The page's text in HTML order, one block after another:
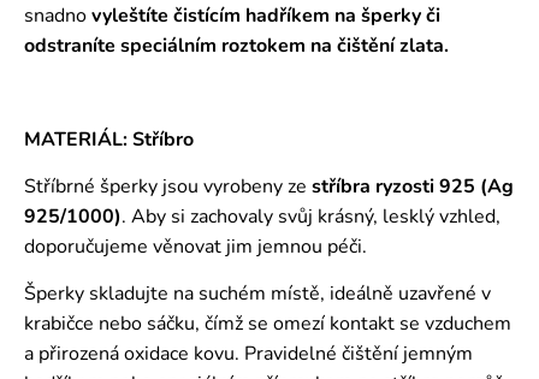
snadnovyleštíte čistícím hadříkem na šperky či
odstraníte speciálním roztokem na čištění zlata.
MATERIÁL: Stříbro
Stříbrné šperky jsou vyrobeny ze stříbra ryzosti 925 (Ag
925/1000). Aby si zachovaly svůj krásný, lesklý vzhled,
doporučujeme věnovat jim jemnou péči.
Šperky skladujte na suchém místě, ideálně uzavřené v
krabičce nebo sáčku, čímž se omezí kontakt se vzduchem
a přirozená oxidace kovu. Pravidelné čištění jemným